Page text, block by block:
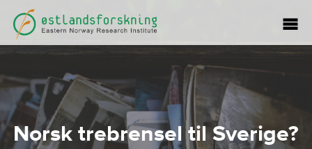
Norsk trebrensel til Sverige?